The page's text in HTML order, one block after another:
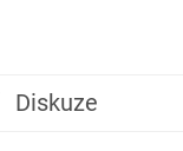
Diskuze